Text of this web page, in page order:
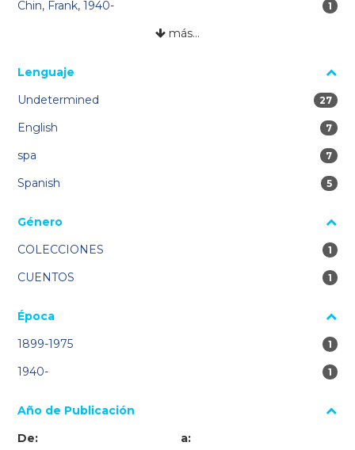
Chin, Frank, 1940- 1
1
más…
Lenguaje
Undetermined
27
27
English 7
7
spa 7
7
Spanish 5
5
Género
COLECCIONES
1
1
CUENTOS 1
1
Época
1899-1975
1
1
1940- 1
1
Año de Publicación
De:
a: